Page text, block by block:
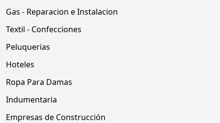
Gas - Reparacion e Instalacion
Textil - Confecciones
Peluquerias
Hoteles
Ropa Para Damas
Indumentaria
Empresas de Construcción